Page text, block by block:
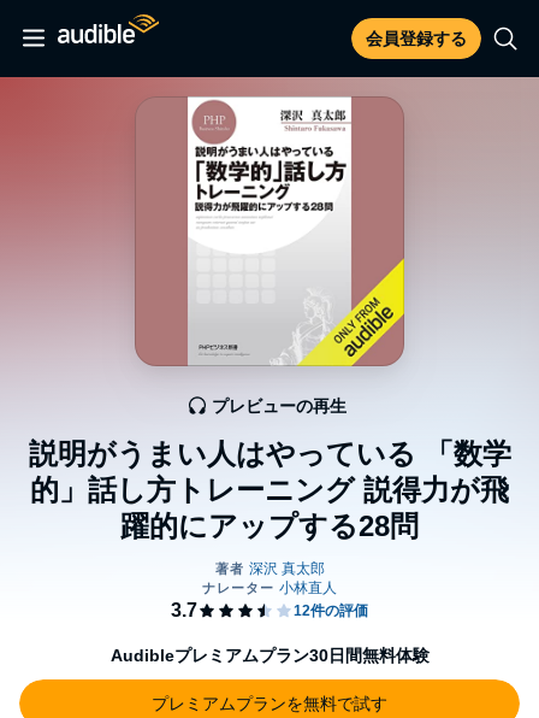
会員登録する
説明がうまい人はやっている 「数学
的」話し方トレーニング 説得力が飛
躍的にアップする28問
プレビューの再生
Audibleプレミアムプラン30日間無料体験
プレミアムプランを無料で試す